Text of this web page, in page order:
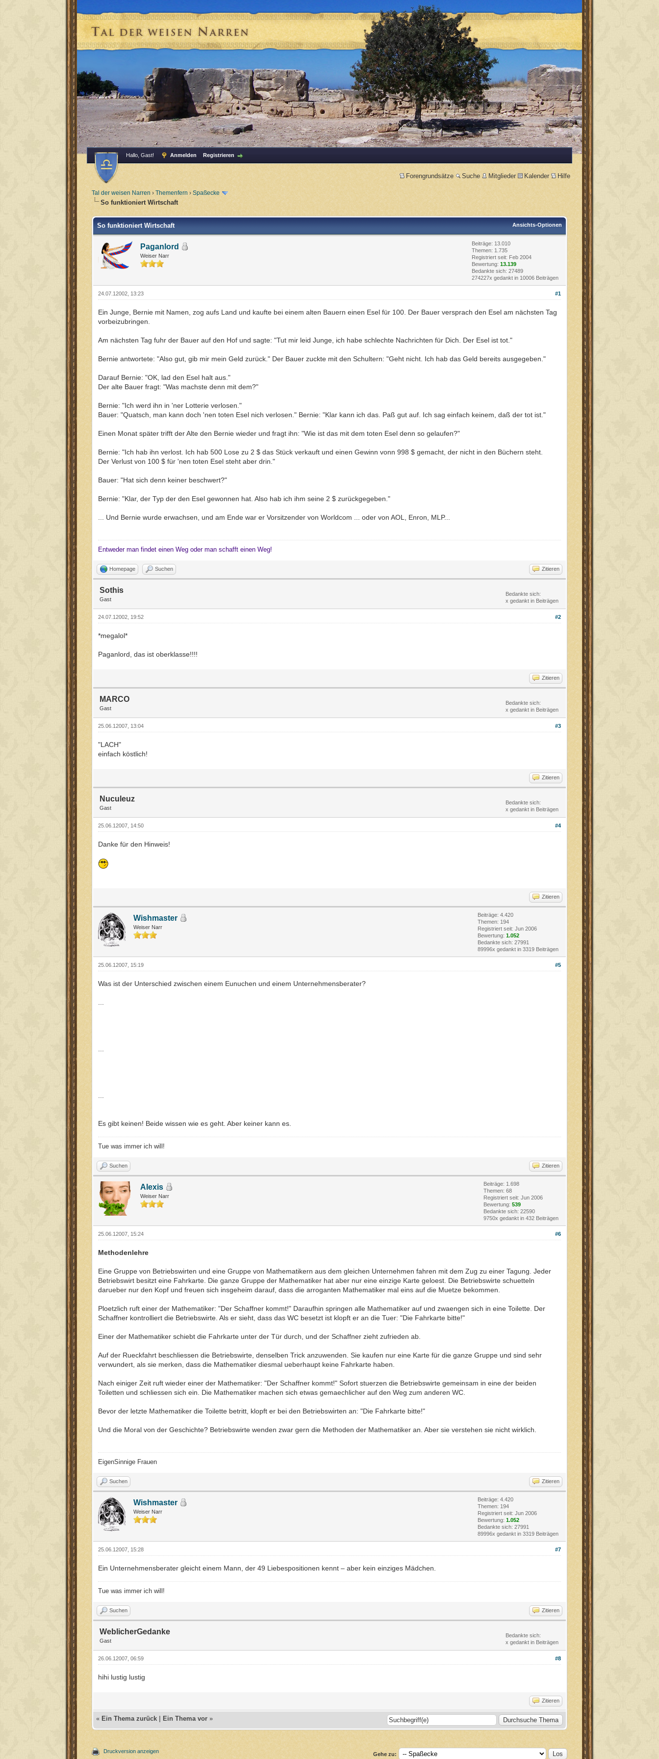
Hallo, Gast! Anmelden Registrieren
Forengrundsätze Suche Mitglieder Kalender Hilfe
Tal der weisen Narren › Themenfern › Spaßecke
So funktioniert Wirtschaft
Ansichts-Optionen
So funktioniert Wirtschaft
Paganlord
Weiser Narr
Beiträge: 13.010
Themen: 1.735
Registriert seit: Feb 2004
Bewertung: 13.139
Bedankte sich: 27489
274227x gedankt in 10006 Beiträgen
#1
24.07.12002, 13:23
Ein Junge, Bernie mit Namen, zog aufs Land und kaufte bei einem alten Bauern einen Esel für 100. Der Bauer versprach den Esel am nächsten Tag
vorbeizubringen.
Am nächsten Tag fuhr der Bauer auf den Hof und sagte: "Tut mir leid Junge, ich habe schlechte Nachrichten für Dich. Der Esel ist tot."
Bernie antwortete: "Also gut, gib mir mein Geld zurück." Der Bauer zuckte mit den Schultern: "Geht nicht. Ich hab das Geld bereits ausgegeben."
Darauf Bernie: "OK, lad den Esel halt aus."
Der alte Bauer fragt: "Was machste denn mit dem?"
Bernie: "Ich werd ihn in 'ner Lotterie verlosen."
Bauer: "Quatsch, man kann doch 'nen toten Esel nich verlosen." Bernie: "Klar kann ich das. Paß gut auf. Ich sag einfach keinem, daß der tot ist."
Einen Monat später trifft der Alte den Bernie wieder und fragt ihn: "Wie ist das mit dem toten Esel denn so gelaufen?"
Bernie: "Ich hab ihn verlost. Ich hab 500 Lose zu 2 $ das Stück verkauft und einen Gewinn vonn 998 $ gemacht, der nicht in den Büchern steht.
Der Verlust von 100 $ für 'nen toten Esel steht aber drin."
Bauer: "Hat sich denn keiner beschwert?"
Bernie: "Klar, der Typ der den Esel gewonnen hat. Also hab ich ihm seine 2 $ zurückgegeben."
... Und Bernie wurde erwachsen, und am Ende war er Vorsitzender von Worldcom ... oder von AOL, Enron, MLP...
Entweder man findet einen Weg oder man schafft einen Weg!
Homepage Suchen Zitieren
Sothis
Gast
Bedankte sich:
x gedankt in Beiträgen
#2
24.07.12002, 19:52
*megalol*
Paganlord, das ist oberklasse!!!!
Zitieren
MARCO
Gast
Bedankte sich:
x gedankt in Beiträgen
#3
25.06.12007, 13:04
"LACH"
einfach köstlich!
Zitieren
Nuculeuz
Gast
Bedankte sich:
x gedankt in Beiträgen
#4
25.06.12007, 14:50
Danke für den Hinweis!
Zitieren
Wishmaster
Weiser Narr
Beiträge: 4.420
Themen: 194
Registriert seit: Jun 2006
Bewertung: 1.052
Bedankte sich: 27991
89996x gedankt in 3319 Beiträgen
#5
25.06.12007, 15:19
Was ist der Unterschied zwischen einem Eunuchen und einem Unternehmensberater?
Es gibt keinen! Beide wissen wie es geht. Aber keiner kann es.
Tue was immer ich will!
Suchen Zitieren
Alexis
Weiser Narr
Beiträge: 1.698
Themen: 68
Registriert seit: Jun 2006
Bewertung: 539
Bedankte sich: 22590
9750x gedankt in 432 Beiträgen
#6
25.06.12007, 15:24
Methodenlehre
Eine Gruppe von Betriebswirten und eine Gruppe von Mathematikern aus dem gleichen Unternehmen fahren mit dem Zug zu einer Tagung. Jeder
Betriebswirt besitzt eine Fahrkarte. Die ganze Gruppe der Mathematiker hat aber nur eine einzige Karte geloest. Die Betriebswirte schuetteln
darueber nur den Kopf und freuen sich insgeheim darauf, dass die arroganten Mathematiker mal eins auf die Muetze bekommen.
Ploetzlich ruft einer der Mathematiker: "Der Schaffner kommt!" Daraufhin springen alle Mathematiker auf und zwaengen sich in eine Toilette. Der
Schaffner kontrolliert die Betriebswirte. Als er sieht, dass das WC besetzt ist klopft er an die Tuer: "Die Fahrkarte bitte!"
Einer der Mathematiker schiebt die Fahrkarte unter der Tür durch, und der Schaffner zieht zufrieden ab.
Auf der Rueckfahrt beschliessen die Betriebswirte, denselben Trick anzuwenden. Sie kaufen nur eine Karte für die ganze Gruppe und sind sehr
verwundert, als sie merken, dass die Mathematiker diesmal ueberhaupt keine Fahrkarte haben.
Nach einiger Zeit ruft wieder einer der Mathematiker: "Der Schaffner kommt!" Sofort stuerzen die Betriebswirte gemeinsam in eine der beiden
Toiletten und schliessen sich ein. Die Mathematiker machen sich etwas gemaechlicher auf den Weg zum anderen WC.
Bevor der letzte Mathematiker die Toilette betritt, klopft er bei den Betriebswirten an: "Die Fahrkarte bitte!"
Und die Moral von der Geschichte? Betriebswirte wenden zwar gern die Methoden der Mathematiker an. Aber sie verstehen sie nicht wirklich.
EigenSinnige Frauen
Suchen Zitieren
Wishmaster
Weiser Narr
Beiträge: 4.420
Themen: 194
Registriert seit: Jun 2006
Bewertung: 1.052
Bedankte sich: 27991
89996x gedankt in 3319 Beiträgen
#7
25.06.12007, 15:28
Ein Unternehmensberater gleicht einem Mann, der 49 Liebespositionen kennt – aber kein einziges Mädchen.
Tue was immer ich will!
Suchen Zitieren
WeblicherGedanke
Gast
Bedankte sich:
x gedankt in Beiträgen
#8
26.06.12007, 06:59
hihi lustig lustig
Zitieren
« Ein Thema zurück Ein Thema vor »
Druckversion anzeigen Gehe zu: